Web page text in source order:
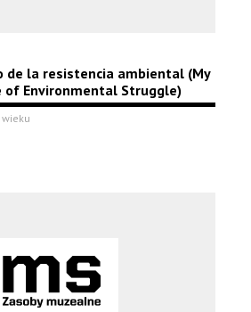
de la resistencia ambiental (My
of Environmental Struggle)
wieku